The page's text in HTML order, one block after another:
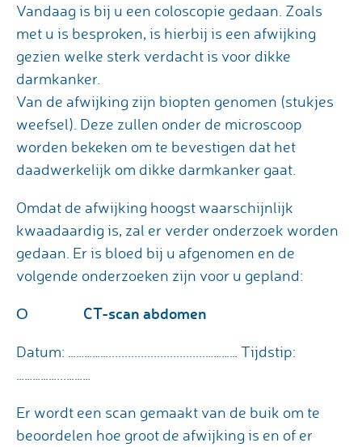
Vandaag is bij u een coloscopie gedaan. Zoals
met u is besproken, is hierbij is een afwijking
gezien welke sterk verdacht is voor dikke
darmkanker.
Van de afwijking zijn biopten genomen (stukjes
weefsel). Deze zullen onder de microscoop
worden bekeken om te bevestigen dat het
daadwerkelijk om dikke darmkanker gaat.
Omdat de afwijking hoogst waarschijnlijk
kwaadaardig is, zal er verder onderzoek worden
gedaan. Er is bloed bij u afgenomen en de
volgende onderzoeken zijn voor u gepland:
Ο
CT-scan abdomen
Datum: ……………..............................………… Tijdstip:
……………...………
Er wordt een scan gemaakt van de buik om te
beoordelen hoe groot de afwijking is en of er